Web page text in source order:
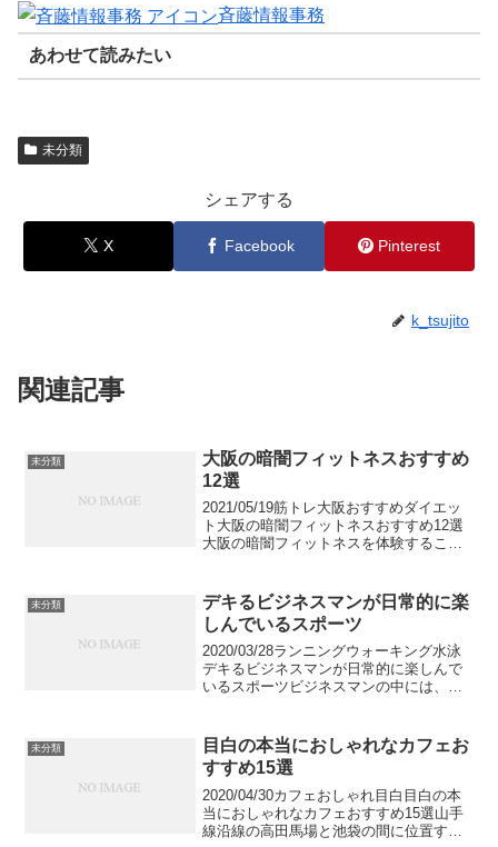
斉藤情報事務
あわせて読みたい
未分類
シェアする
X Facebook Pinterest
k_tsujito
関連記事
未分類
大阪の暗闇フィットネスおすすめ
12選
2021/05/19筋トレ大阪おすすめダイエッ
ト大阪の暗闇フィットネスおすすめ12選
大阪の暗闇フィットネスを体験すること
ットネスは運動ということを良い意味で
忘れながら...
未分類
デキるビジネスマンが日常的に楽
しんでいるスポーツ
2020/03/28ランニングウォーキング水泳
デキるビジネスマンが日常的に楽しんで
いるスポーツビジネスマンの中には、な
今回は誰でもすぐに始めることができる
スポーツをご紹...
未分類
目白の本当におしゃれなカフェお
すすめ15選
2020/04/30カフェおしゃれ目白目白の本
当におしゃれなカフェおすすめ15選山手
線沿線の高田馬場と池袋の間に位置する